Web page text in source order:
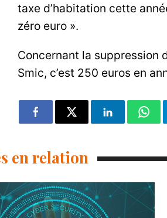
taxe d’habitation cette
zéro euro ».
Concernant la suppression
Smic, c’est 250 euros en
en relation